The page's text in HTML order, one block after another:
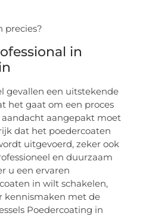
in
gevallen een uitstekende
het gaat om een proces
aangepakt moet
dat het poedercoaten
uitgevoerd, zeker ook
en duurzaam
u een ervaren
in wilt schakelen,
kennismaken met de
Poedercoating in